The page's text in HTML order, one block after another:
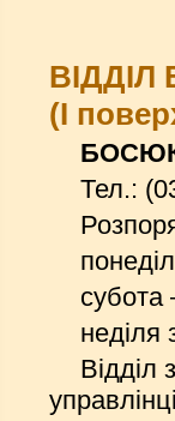
(І
БОСЮК
Тел.:
субота
неділя
Відділ